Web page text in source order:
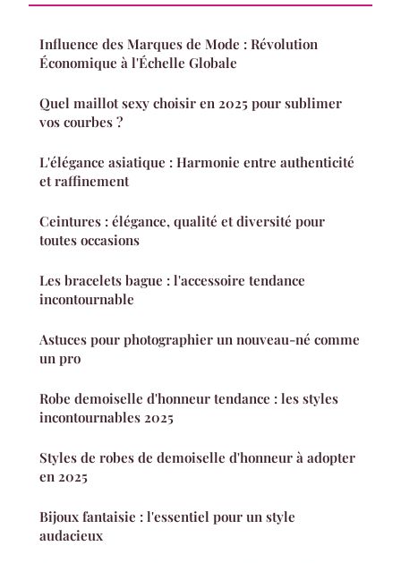
Influence des Marques de Mode : Révolution
Économique à l'Échelle Globale
Quel maillot sexy choisir en 2025 pour sublimer
vos courbes ?
L'élégance asiatique : Harmonie entre authenticité
et raffinement
Ceintures : élégance, qualité et diversité pour
toutes occasions
Les bracelets bague : l'accessoire tendance
incontournable
Astuces pour photographier un nouveau-né comme
un pro
Robe demoiselle d'honneur tendance : les styles
incontournables 2025
Styles de robes de demoiselle d'honneur à adopter
en 2025
Bijoux fantaisie : l'essentiel pour un style
audacieux